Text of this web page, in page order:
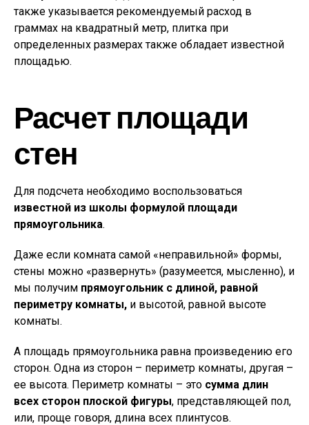
также указывается рекомендуемый расход в
граммах на квадратный метр, плитка при
определенных размерах также обладает известной
площадью.
Расчет площади
стен
Для подсчета необходимо воспользоваться
известной из школы формулой площади
прямоугольника.
Даже если комната самой «неправильной» формы,
стены можно «развернуть» (разумеется, мысленно), и
мы получим прямоугольник с длиной, равной
периметру комнаты, и высотой, равной высоте
комнаты.
А площадь прямоугольника равна произведению его
сторон. Одна из сторон – периметр комнаты, другая –
ее высота. Периметр комнаты – это сумма длин
всех сторон плоской фигуры, представляющей пол,
или, проще говоря, длина всех плинтусов.